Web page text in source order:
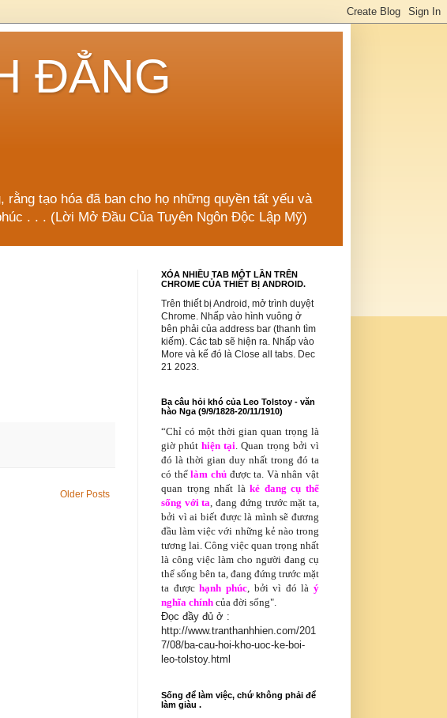
ĐẲNG
tạo hóa đã ban cho họ những quyền tất yếu và
. . . (Lời Mở Đầu Của Tuyên Ngôn Độc Lập Mỹ)
Older Posts
XÓA NHIỀU TAB MỘT LẦN TRÊN
CHROME CỦA THIẾT BỊ ANDROID.
Trên thiết bị Android, mở trình duyệt
Chrome. Nhấp vào hình vuông ở
bên phải của address bar (thanh tìm
kiếm). Các tab sẽ hiện ra. Nhấp vào
More và kế đó là Close all tabs. Dec
21 2023.
Ba câu hỏi khó của Leo Tolstoy - văn
hào Nga (9/9/1828-20/11/1910)
“Chỉ có một thời gian quan trọng là
giờ phút hiện tại. Quan trọng bởi vì
đó là thời gian duy nhất trong đó ta
có thể làm chủ được ta. Và nhân vật
quan trọng nhất là kẻ đang cụ thể
sống với ta, đang đứng trước mặt ta,
bởi vì ai biết được là mình sẽ đương
đầu làm việc với những kẻ nào trong
tương lai. Công việc quan trọng nhất
là công việc làm cho người đang cụ
thể sống bên ta, đang đứng trước mặt
ta được hạnh phúc, bởi vì đó là ý
nghĩa chính của đời sống".
Đọc đầy đủ ở :
http://www.tranthanhhien.com/201
7/08/ba-cau-hoi-kho-uoc-ke-boi-
leo-tolstoy.html
Sống để làm việc, chứ không phải để
làm giàu .